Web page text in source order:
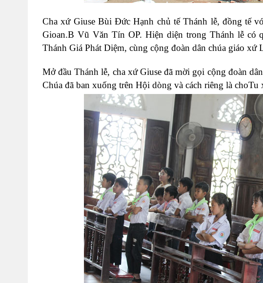
Cha xứ Giuse Bùi Đức Hạnh chủ tế Thánh lễ, đồng tế
Gioan.B Vũ Văn Tín OP. Hiện diện trong Thánh lễ
Thánh Giá Phát Diệm, cùng cộng đoàn dân chúa giáo
Mở đầu Thánh lễ, cha xứ Giuse đã mời gọi cộng đoàn
Chúa đã ban xuống trên Hội dòng và cách riêng là choTu